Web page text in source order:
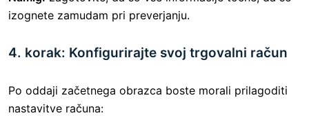
izognete zamudam pri preverjanju.
4. korak: Konfigurirajte svoj trgovalni račun
Po oddaji začetnega obrazca boste morali prilagoditi
nastavitve računa: